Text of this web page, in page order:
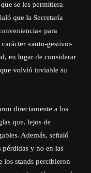
se les permitiera
que la Secretaría
para
«auto-gestivo»
en lugar de considerar
volvió inviable su
directamente a los
que, lejos de
Además, señaló
pérdidas y no en las
los stands percibieron